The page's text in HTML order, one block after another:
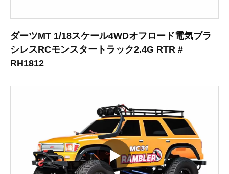
ダーツMT 1/18スケール4WDオフロード電気ブラ
シレスRCモンスタートラック2.4G RTR #
RH1812